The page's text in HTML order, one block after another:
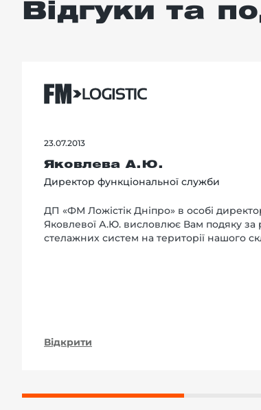
Відгуки та
23.07.2013
Яковлева А.Ю.
Директор функціональної служби
ДП «ФМ Ложістік Дніпро» в особі
Яковлевої А.Ю. висловлює Вам подяку за
стелажних систем на території нашого
Відкрити